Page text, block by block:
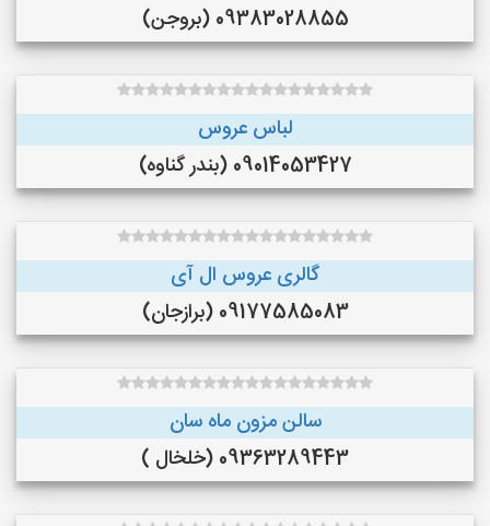
09383028855 (بروجن)
لباس عروس
09014053427 (بندر گناوه)
گالری عروس ال آی
09177585083 (برازجان)
سالن مزون ماه سان
09363289443 (خلخال )